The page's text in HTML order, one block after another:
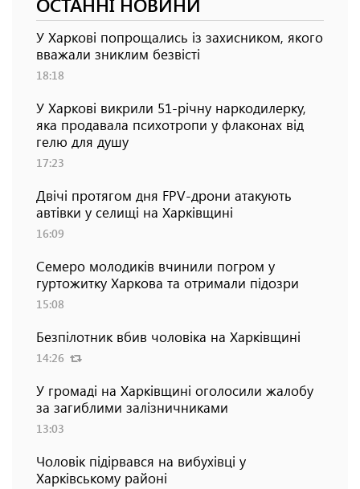
У Харкові попрощались із захисником, якого
вважали зниклим безвісті
18:18
У Харкові викрили 51-річну наркодилерку,
яка продавала психотропи у флаконах від
гелю для душу
17:23
Двічі протягом дня FPV-дрони атакують
автівки у селищі на Харківщині
16:09
Семеро молодиків вчинили погром у
гуртожитку Харкова та отримали підозри
15:08
Безпілотник вбив чоловіка на Харківщині
14:26
У громаді на Харківщині оголосили жалобу
за загиблими залізничниками
13:03
Чоловік підірвався на вибухівці у
Харківському районі